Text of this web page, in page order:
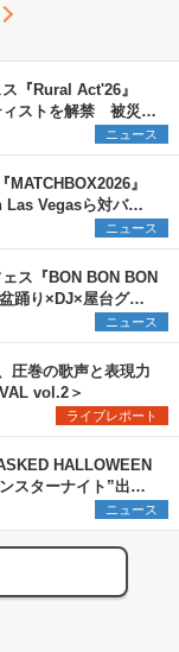
『Rural Act'26』
ィストを解禁 被災地
ニュース
』
Vegasら対バン
ニュース
ス『BON BON BON
踊り×DJ×屋台グル
ニュース
圧巻の歌声と表現力
vol.2＞
ライブレポート
HALLOWEEN
スターナイト”出演6
ニュース